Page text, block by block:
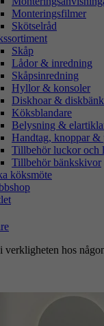
Monteringsfilmer
Skötselråd
Skåp
Lådor & inredning
Skåpsinredning
Hyllor & konsoler
Diskhoar &
Köksblandare
Belysning &
Handtag, knoppar &
Tillbehör luckor och
Tillbehör bänkskivor
köksmöte
verkligheten hos